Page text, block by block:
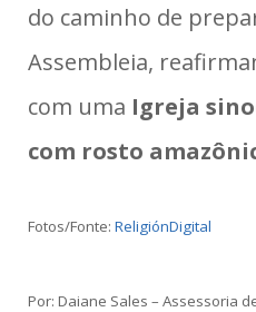
do caminho de
Assembleia,
com uma Igreja
com rosto
Fotos/Fonte: ReligiónDigital
Por: Daiane Sales – Assessoria